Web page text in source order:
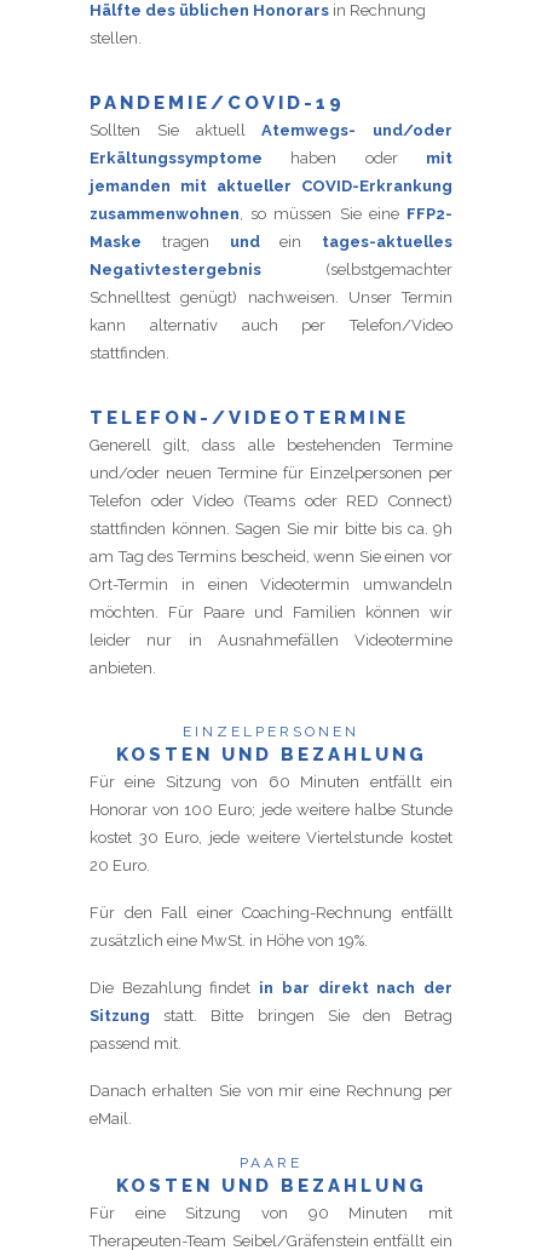
Hälfte des üblichen Honorars in Rechnung
stellen.
PANDEMIE/COVID-19
Sollten Sie aktuellAtemwegs- und/oder
Erkältungssymptome haben oder mit
jemanden mit aktueller COVID-Erkrankung
zusammenwohnen, so müssen Sie eine FFP2-
Maske tragen undein tages-aktuelles
Negativtestergebnis (selbstgemachter
Schnelltest genügt) nachweisen. Unser Termin
kann alternativ auch per Telefon/Video
stattfinden.
TELEFON-/VIDEOTERMINE
Generell gilt, dass alle bestehenden Termine
und/oder neuen Termine für Einzelpersonen per
Telefon oder Video (Teams oder RED Connect)
stattfinden können. Sagen Sie mir bitte bis ca. 9h
am Tag des Termins bescheid, wenn Sie einen vor
Ort-Termin in einen Videotermin umwandeln
möchten. Für Paare und Familien können wir
leider nur in Ausnahmefällen Videotermine
anbieten.
EINZELPERSONEN
KOSTEN UND BEZAHLUNG
Für eine Sitzung von 60 Minuten entfällt ein
Honorar von 100 Euro; jede weitere halbe Stunde
kostet 30 Euro, jede weitere Viertelstunde kostet
20 Euro.
Für den Fall einer Coaching-Rechnung entfällt
zusätzlich eine MwSt. in Höhe von 19%.
Die Bezahlung findet in bar direkt nach der
Sitzung statt. Bitte bringen Sie den Betrag
passend mit.
Danach erhalten Sie von mir eine Rechnung per
eMail.
PAARE
KOSTEN UND BEZAHLUNG
Für eine Sitzung von 90 Minuten mit
Therapeuten-Team Seibel/Gräfenstein entfällt ein